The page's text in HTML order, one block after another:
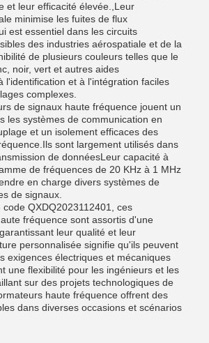
et leur efficacité élevée.,Leur
minimise les fuites de flux
est essentiel dans les circuits
des industries aérospatiale et de la
de plusieurs couleurs telles que le
noir, vert et autres aides
l'identification et à l'intégration faciles
complexes.
de signaux haute fréquence jouent un
les systèmes de communication en
et un isolement efficaces des
sont largement utilisés dans
de donnéesLeur capacité à
de fréquences de 20 KHz à 1 MHz
en charge divers systèmes de
de signaux.
QXDQ2023112401, ces
fréquence sont assortis d'une
leur qualité et leur
personnalisée signifie qu'ils peuvent
exigences électriques et mécaniques
une flexibilité pour les ingénieurs et les
sur des projets technologiques de
haute fréquence offrent des
dans diverses occasions et scénarios